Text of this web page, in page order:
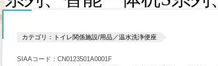
カテゴリ：トイレ関係施設/用品／温水洗浄便座
SIAAコード：CN0123501A0001F